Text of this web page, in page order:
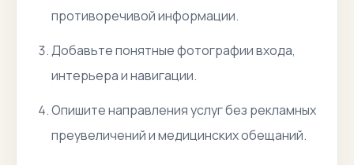
противоречивой информации.
Добавьте понятные фотографии входа,
интерьера и навигации.
Опишите направления услуг без рекламных
преувеличений и медицинских обещаний.